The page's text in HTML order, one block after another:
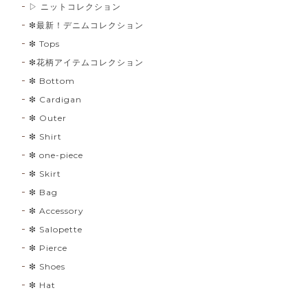
▷ ニットコレクション
❇︎最新！デニムコレクション
❇︎ Tops
❇︎花柄アイテムコレクション
❇︎ Bottom
❇︎ Cardigan
❇︎ Outer
❇︎ Shirt
❇︎ one-piece
❇︎ Skirt
❇︎ Bag
❇︎ Accessory
❇︎ Salopette
❇︎ Pierce
❇︎ Shoes
❇︎ Hat